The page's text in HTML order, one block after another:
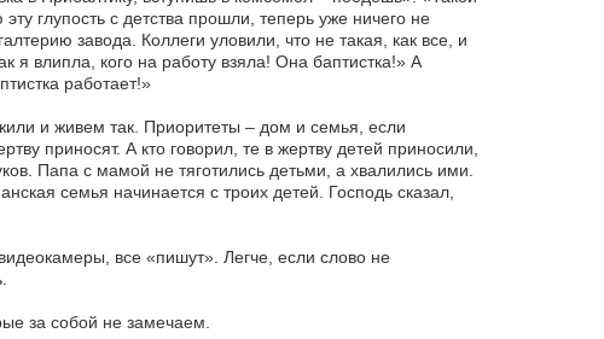
глупость с детства прошли, теперь уже ничего не
завода. Коллеги уловили, что не такая, как все, и
я влипла, кого на работу взяла! Она баптистка!» А
работает!»
и живем так. Приоритеты – дом и семья, если
приносят. А кто говорил, те в жертву детей приносили,
Папа с мамой не тяготились детьми, а хвалились ими.
семья начинается с троих детей. Господь сказал,
все «пишут». Легче, если слово не
за собой не замечаем.